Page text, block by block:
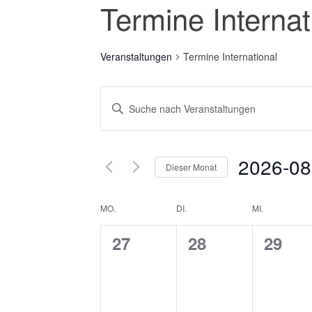
Termine
Veranstaltungen Termine International
Veranstaltungen
Suche
Ansichten,
Bitte
Schlüsselwort
eingeben.
nach
Veranstaltungen
Dieser Monat 2026-
Kalender
von
Veranstaltungen
MO. DI. MI.
0
27
0
28
0
29